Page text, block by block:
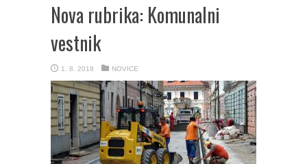
Nova rubrika: Komunalni
vestnik
1. 8. 2018 NOVICE